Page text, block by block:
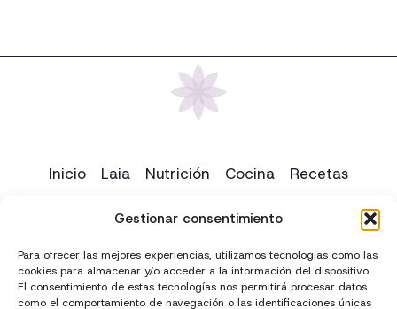
Gestionar consentimiento
Para ofrecer las mejores experiencias, utilizamos tecnologías como las
cookies para almacenar y/o acceder a la información del dispositivo.
El consentimiento de estas tecnologías nos permitirá procesar datos
como el comportamiento de navegación o las identificaciones únicas
Inicio Laia Nutrición Cocina Recetas
Yoga Contacto